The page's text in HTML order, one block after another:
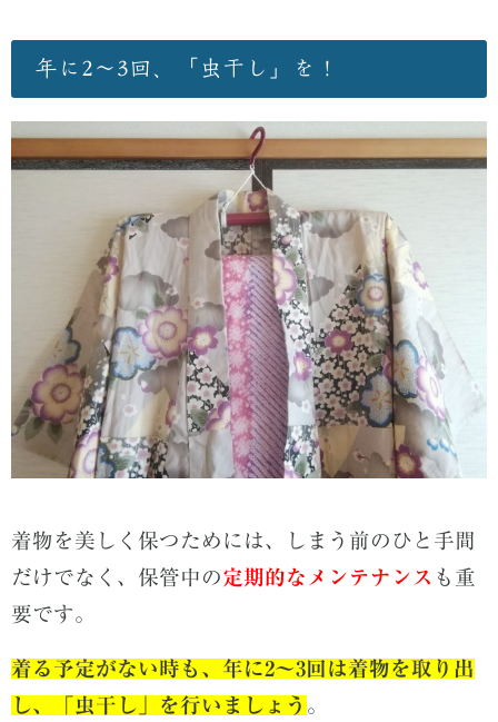
年に2～3回、「虫干し」を！
着物を美しく保つためには、しまう前のひと手間
だけでなく、保管中の定期的なメンテナンス も重
要です。
着る予定がない時も、年に2～3回は着物を取り出
し、「虫干し 」を行いましょう 。